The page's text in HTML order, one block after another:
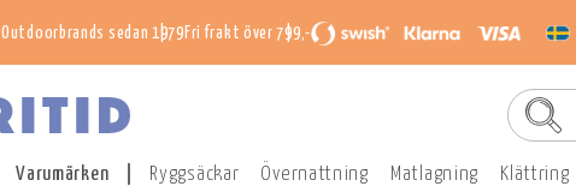
Outdoorbrands sedan 1979 Fri frakt över 799,-
Varumärken Ryggsäckar Övernattning Matlagning Klättring